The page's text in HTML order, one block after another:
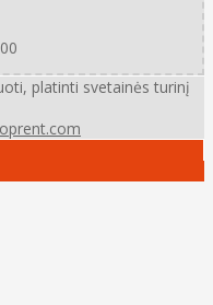
platinti svetainės turinį